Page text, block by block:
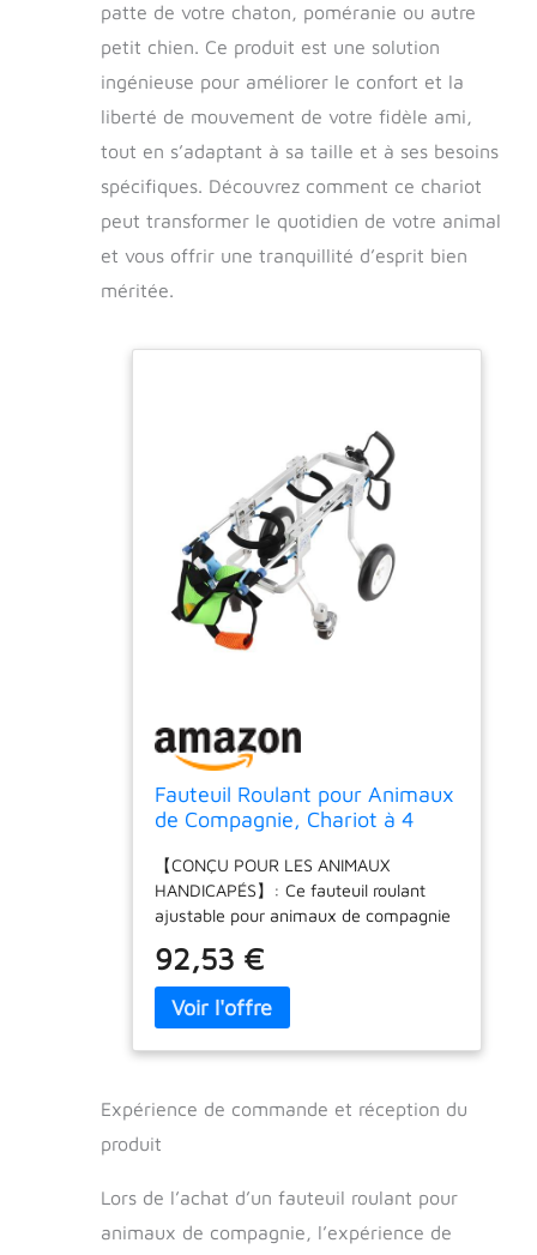
patte de votre chaton, poméranie ou autre
petit chien. Ce produit est une solution
ingénieuse pour améliorer le confort et la
liberté de mouvement de votre fidèle ami,
tout en s’adaptant à sa taille et à ses besoins
spécifiques. Découvrez comment ce chariot
peut transformer le quotidien de votre animal
et vous offrir une tranquillité d’esprit bien
méritée.
Fauteuil Roulant pour Animaux
de Compagnie, Chariot à 4
réadaptation de l'avant-Patte
Ajustable pour
Chaton/poméranie/Autre Petit
Chien
【CONÇU POUR LES ANIMAUX
HANDICAPÉS】: Ce fauteuil roulant
ajustable pour animaux de compagnie
domestiques handicapés, il aide les
animaux souffrant de blessures aux
pattes arrière ou les animaux
【DÉMONTAGE ET ASSEMBLAGE】: La
chaise roulante pour animaux de
assembler eux-mêmes, simple, facile
la largeur et la longueur du fauteuil
92,53 €
Expérience de commande et réception du
produit
Lors de l’achat d’un fauteuil roulant pour
animaux de compagnie, l’expérience de